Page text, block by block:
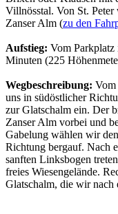
Villnösstal. Von St.
Zanser Alm (zu den
Aufstieg: Vom
Minuten (225
Wegbeschreibung: Vom
uns in südöstlicher
zur Glatschalm ein. Der
Zanser Alm vorbei und
Gabelung wählen wir
Richtung bergauf. Nach
sanften Linksbogen
freies Wiesengelände.
Glatschalm, die wir nach